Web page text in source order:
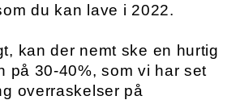
du kan lave i 2022.
kan der nemt ske en hurtig
på 30-40%, som vi har set
overraskelser på